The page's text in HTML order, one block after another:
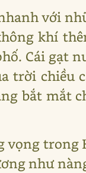
với
khí
Cái gạt
trời chiều
bắt mắt
vọng
như